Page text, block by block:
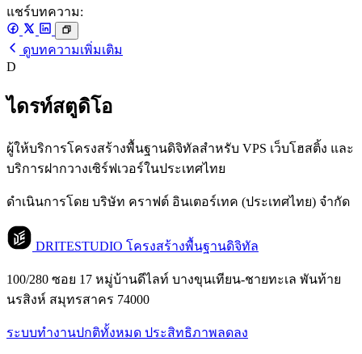
แชร์บทความ:
ดูบทความเพิ่มเติม
D
ไดรท์สตูดิโอ
ผู้ให้บริการโครงสร้างพื้นฐานดิจิทัลสำหรับ VPS เว็บโฮสติ้ง และ
บริการฝากวางเซิร์ฟเวอร์ในประเทศไทย
ดำเนินการโดย บริษัท คราฟต์ อินเตอร์เทค (ประเทศไทย) จำกัด
DRITESTUDIO โครงสร้างพื้นฐานดิจิทัล
100/280 ซอย 17 หมู่บ้านดีไลท์ บางขุนเทียน-ชายทะเล พันท้าย
นรสิงห์ สมุทรสาคร 74000
ระบบทำงานปกติทั้งหมด ประสิทธิภาพลดลง